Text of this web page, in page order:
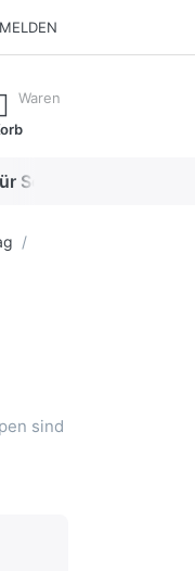
Eingabetaste, um alle
Waren
Schritt
sind